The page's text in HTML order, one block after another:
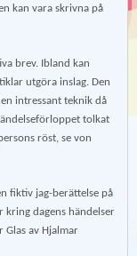
kan vara skrivna på
brev. Ibland kan
utgöra inslag. Den
intressant teknik då
tolkat
röst, se von
fiktiv jag-berättelse på
kring dagens händelser
Glas av Hjalmar